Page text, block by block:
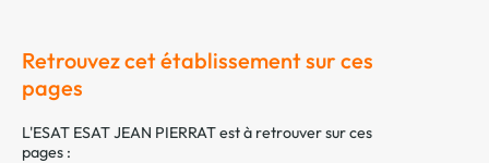
Retrouvez cet établissement sur ces
pages
L'ESAT ESAT JEAN PIERRAT est à retrouver sur ces
pages :